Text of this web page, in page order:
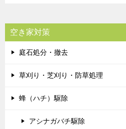
空き家対策
庭石処分・撤去
草刈り・芝刈り・防草処理
蜂（ハチ）駆除
アシナガバチ駆除